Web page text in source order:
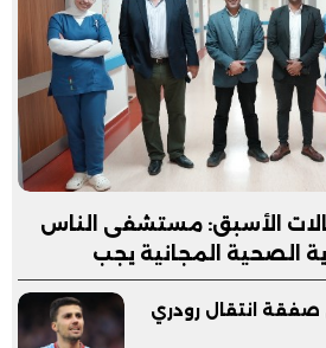
الأسبق: مستشفى الناس
الصحية المجانية يجب
انتقال رودري